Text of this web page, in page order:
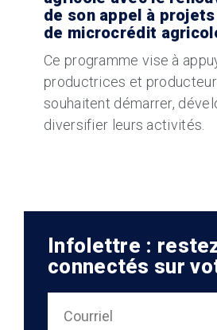
de son appel à
de microcrédit
Ce programme vise à
productrices et
souhaitent démarrer,
diversifier leurs activités.
Infolettre :
connectés sur